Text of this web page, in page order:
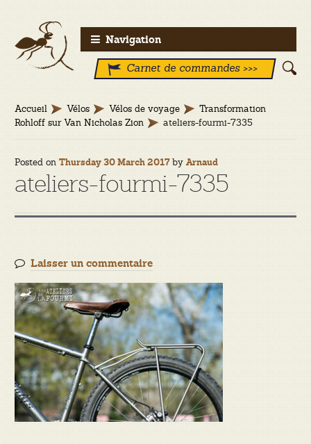
Aller
à
Aller
au
contenu
Navigation
Carnet de commandes >>>
Accueil Vélos Vélos de voyage
Transformation
Rohloff sur Van Nicholas Zion
ateliers-fourmi-7335
Posted on Thursday 30 March 2017by Arnaud
ateliers-fourmi-7335
Laisser un commentaire